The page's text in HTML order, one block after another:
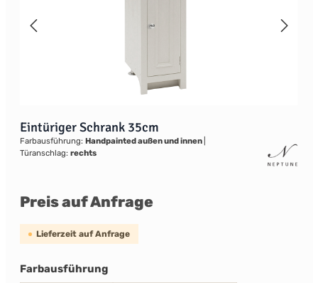
Eintüriger Schrank 35cm
Farbausführung: Handpainted außen und innen
Türanschlag: rechts
Preis auf Anfrage
Lieferzeit auf Anfrage
Farbausführungauswählen